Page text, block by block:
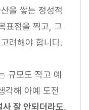
을 쌓는 정성적
표점을 찍고, 그
려해야 합니다.
규모도 작고 예
각해 아예 도전
사 잘 안되더라도,